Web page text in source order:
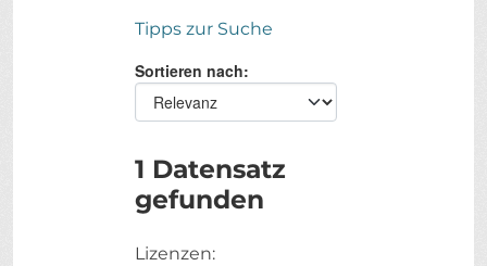
Tipps zur Suche
Sortieren nach
1 Datensatz
gefunden
Lizenzen: